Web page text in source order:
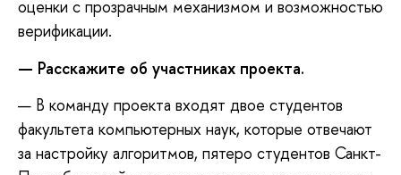
оценки с прозрачным механизмом и возможностью
верификации.
— Расскажите об участниках проекта.
— В команду проекта входят двое студентов
факультета компьютерных наук, которые отвечают
за настройку алгоритмов, пятеро студентов Санкт-